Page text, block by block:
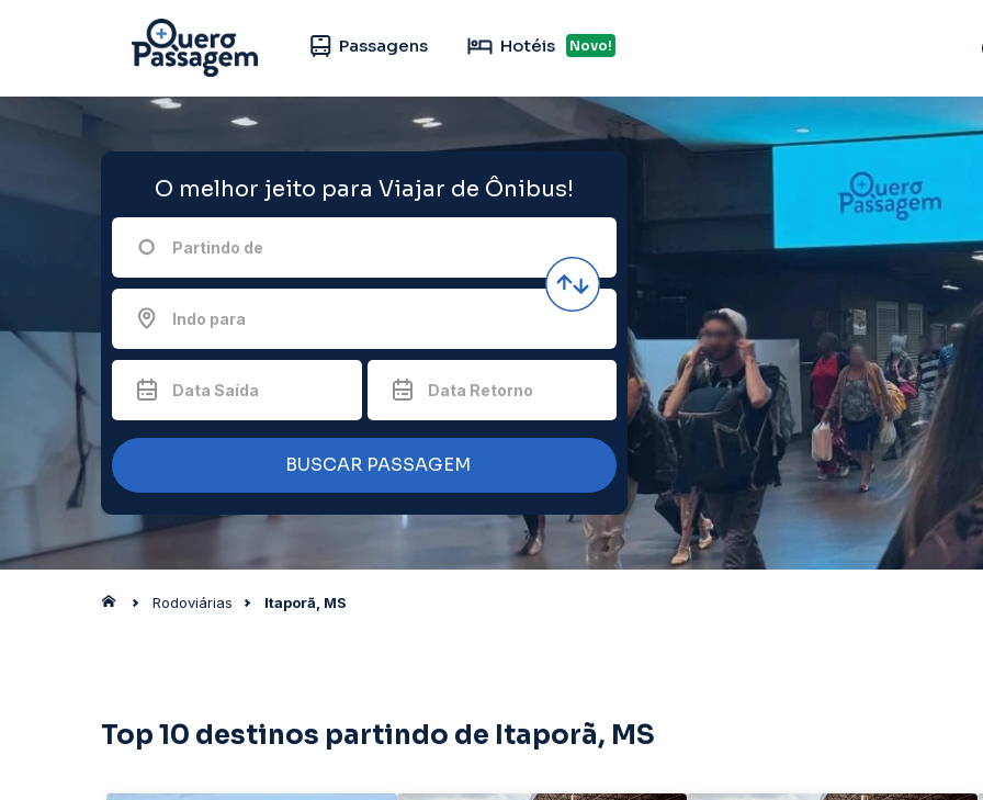
Passagens Hotéis Novo!
O melhor jeito para Viajar de Ônibus!
Partindo de
Indo para
Data Saída Data Retorno
BUSCAR PASSAGEM
Rodoviárias Itaporã, MS
Top 10 destinos partindo de Itaporã, MS